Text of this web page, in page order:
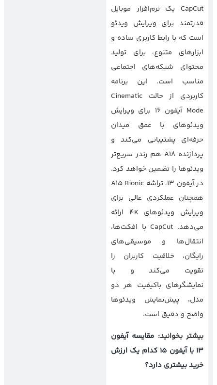
CapCut یک نرم‌افزار موبایل
قدرتمند برای ویرایش ویدئو
است که با رابط کاربری ساده و
ابزارهای متنوع، برای تولید
محتوای شبکه‌های اجتماعی
مناسب است. این برنامه
کاربردی از حالت Cinematic
Mode آیفون ۱۶ برای ویرایش
ویدئوهای با عمق میدان
حرفه‌ای پشتیبانی می‌کند و
پردازنده A18 هم رندر سریع‌تر
ویدئوها را تضمین خواهد کرد.
در آیفون ۱۳، تراشه A15 Bionic
همچنان عملکردی عالی برای
ویرایش ویدئوهای 4K ارائه
می‌دهد. CapCut با افکت‌ها،
انتقال‌ها و موسیقی‌های
رایگان، خلاقیت کاربران را
تقویت می‌کند و با
نمایشگرهای باکیفیت هر دو
مدل، پیش‌نمایش ویدئوها
واضح و دقیق است.
بیشتر بخوانید: مقایسه آیفون
13 با آیفون 15 کدام یک ارزش
خرید بیشتری دارد؟